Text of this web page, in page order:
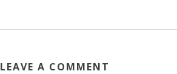
LEAVE A COMMENT